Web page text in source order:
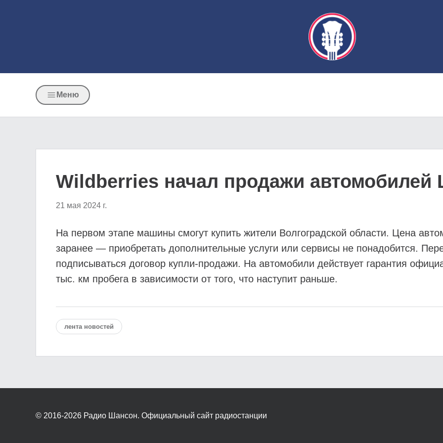
Меню
Wildberries начал продажи автомобилей
21 мая 2024 г.
На первом этапе машины смогут купить жители Волгоградской области. Цена
заранее — приобретать дополнительные услуги или сервисы не понадобится.
подписываться договор купли-продажи. На автомобили действует гарантия
тыс. км пробега в зависимости от того, что наступит раньше.
лента новостей
© 2016-2026 Радио Шансон. Официальный сайт радиостанции